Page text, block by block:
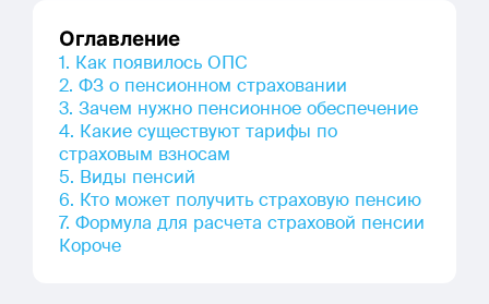
Оглавление
1. Как появилось ОПС
2. ФЗ о пенсионном страховании
3. Зачем нужно пенсионное обеспечение
4. Какие существуют тарифы по
страховым взносам
5. Виды пенсий
6. Кто может получить страховую пенсию
7. Формула для расчета страховой пенсии
Короче